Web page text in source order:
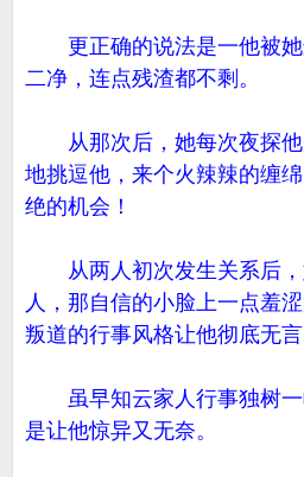
更正确的说法是一他被她
二净，连点残渣都不剩。
从那次后，她每次夜探他
地挑逗他，来个火辣辣的缠
绝的机会！
从两人初次发生关系后，
人，那自信的小脸上一点羞
叛道的行事风格让他彻底无言
虽早知云家人行事独树一
是让他惊异又无奈。